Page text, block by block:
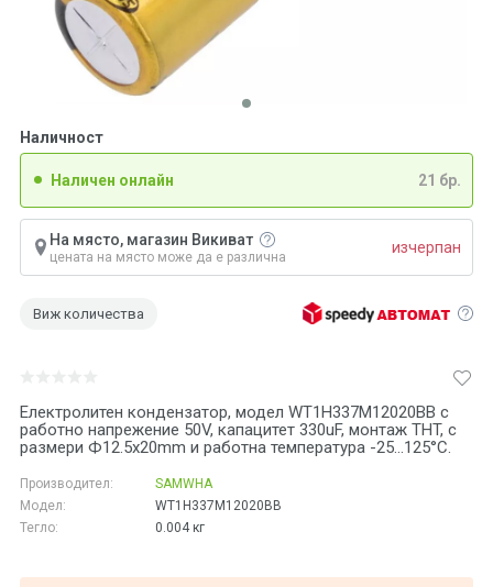
Електролитен кондензатор, модел WT1H337M12020BB с
работно напрежение 50V, капацитет 330uF, монтаж THT, с
размери Ф12.5x20mm и работна температура -25...125°C.
Производител:
SAMWHA
Модел:
WT1H337M12020BB
Тегло:
0.004кг
Наличност
Наличен онлайн 21 бр.
На място, магазин Викиват
цената на място може да е различна
изчерпан
Виж количества